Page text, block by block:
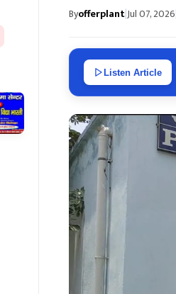
Byofferplant|Jul 07, 2026
Listen Article